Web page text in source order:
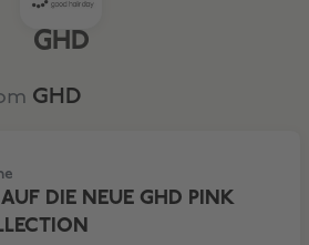
GHD
GHD
AUF DIE NEUE GHD PINK